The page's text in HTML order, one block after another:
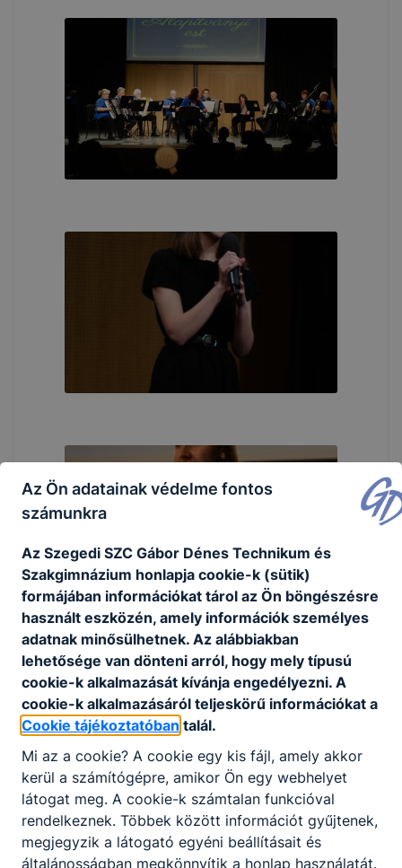
Az Ön adatainak védelme fontos
számunkra
Az Szegedi SZC Gábor Dénes Technikum és
Szakgimnázium honlapja cookie-k (sütik)
formájában információkat tárol az Ön böngészésre
használt eszközén, amely információk személyes
adatnak minősülhetnek. Az alábbiakban
lehetősége van dönteni arról, hogy mely típusú
cookie-k alkalmazását kívánja engedélyezni. A
cookie-k alkalmazásáról teljeskörű információkat a
Cookie tájékoztatóban talál.
Mi az a cookie? A cookie egy kis fájl, amely akkor
kerül a számítógépre, amikor Ön egy webhelyet
látogat meg. A cookie-k számtalan funkcióval
rendelkeznek. Többek között információt gyűjtenek,
megjegyzik a látogató egyéni beállításait és
általánosságban megkönnyítik a honlap használatát.